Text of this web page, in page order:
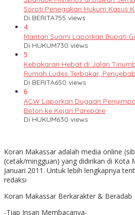
Soroti Penegakan Hukum Kasus
Di BERITA755 views
4
Mantan Suami Laporkan Bupati
Di HUKUM730 views
5
Kebakaran Hebat di Jalan
Rumah Ludes Terbakar,
Di BERITA650 views
6
ACW Laporkan Dugaan
Beton ke Kejari Parepare
Di HUKUM630 views
Koran Makassar adalah media online
(cetak/mingguan) yang didirikan di Kota
Januari 2011. Untuk lebih lengkapnya
redaksi
Koran Makassar Berkarakter & Beradab
-Tiap Insan Membacanya-